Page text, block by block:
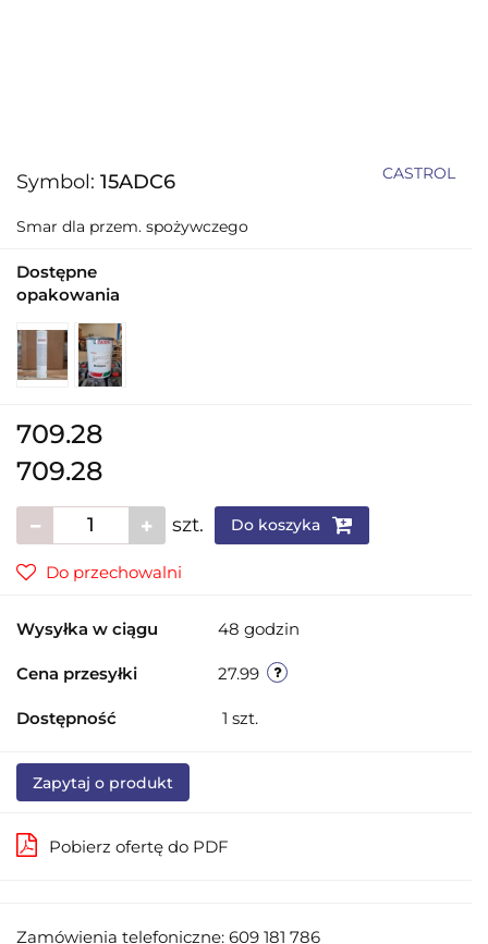
Symbol: 15ADC6 CASTROL
Smar dla przem. spożywczego
Dostępne
opakowania
709.28
709.28
szt. Do koszyka
Do przechowalni
Wysyłka w ciągu 48 godzin
Cena przesyłki 27.99
Dostępność 1 szt.
Zapytaj o produkt
Pobierz ofertę do PDF
Zamówienia telefoniczne: 609 181 786